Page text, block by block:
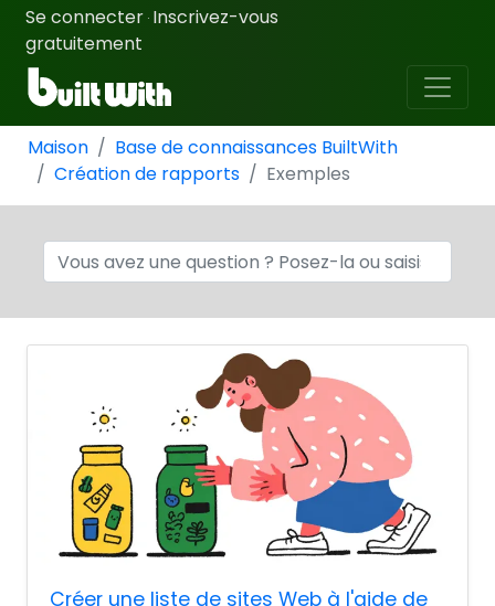
Se connecter · Inscrivez-vous
gratuitement
Maison
Base de connaissances BuiltWith
Création de rapports
Exemples
Créer une liste de sites Web à l'aide de